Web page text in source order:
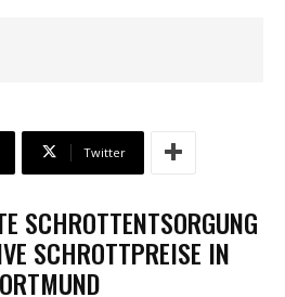
Twitter
SCHROTTENTSORGUNG
SCHROTTPREISE IN